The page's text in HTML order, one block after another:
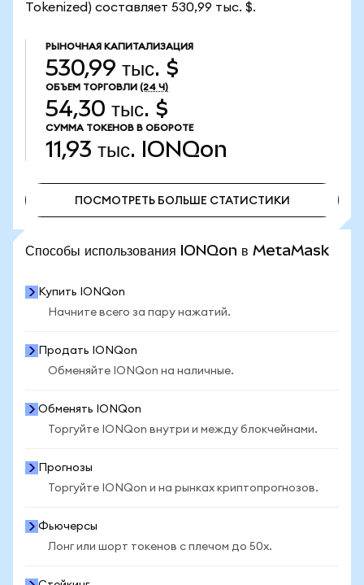
Tokenized) составляет 530,99 тыс. $.
РЫНОЧНАЯ КАПИТАЛИЗАЦИЯ
530,99 тыс. $
ОБЪЕМ ТОРГОВЛИ (24 Ч)
54,30 тыс. $
СУММА ТОКЕНОВ В ОБОРОТЕ
11,93 тыс. IONQon
ПОСМОТРЕТЬ БОЛЬШЕ СТАТИСТИКИ
Способы использования IONQon в MetaMask
Купить IONQon
Начните всего за пару нажатий.
Продать IONQon
Обменяйте IONQon на наличные.
Обменять IONQon
Торгуйте IONQon внутри и между блокчейнами.
Прогнозы
Торгуйте IONQon и на рынках криптопрогнозов.
Фьючерсы
Лонг или шорт токенов с плечом до 50x.